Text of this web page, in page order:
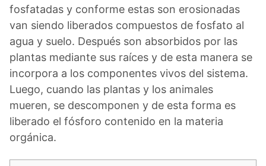
fosfatadas y conforme estas son erosionadas
van siendo liberados compuestos de fosfato al
agua y suelo. Después son absorbidos por las
plantas mediante sus raíces y de esta manera se
incorpora a los componentes vivos del sistema.
Luego, cuando las plantas y los animales
mueren, se descomponen y de esta forma es
liberado el fósforo contenido en la materia
orgánica.